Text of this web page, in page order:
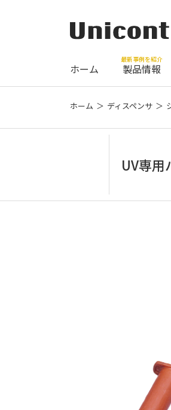
ホーム 製品情報
最新事例を紹介
ホーム ディスペンサ
UV専